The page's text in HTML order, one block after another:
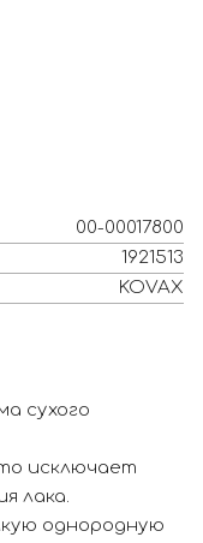
00-00017800
1921513
KOVAX
сухого
исключает
лака.
однородную